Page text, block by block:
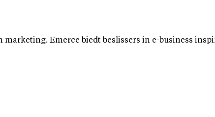
Emerce biedt beslissers in e-business